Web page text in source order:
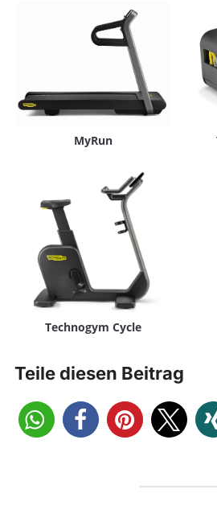
MyRun
Technogym Cycle
Teile diesen Beitrag